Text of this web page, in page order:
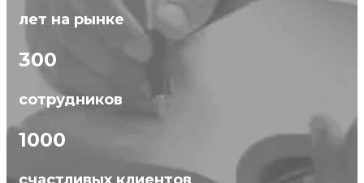
лет на рынке
300
сотрудников
1000